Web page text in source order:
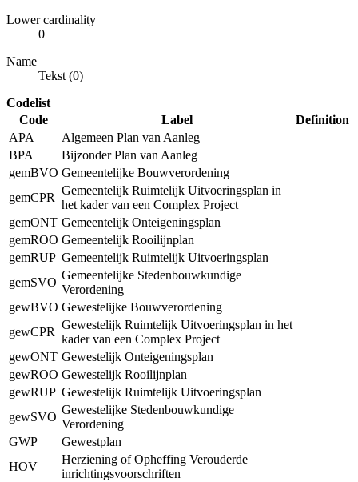
Lower cardinality
0
Name
Tekst (0)
Codelist
Code
Label
Definition
APA
Algemeen Plan van Aanleg
BPA
Bijzonder Plan van Aanleg
gemBVO Gemeentelijke Bouwverordening
gemCPR
Gemeentelijk Ruimtelijk Uitvoeringsplan in
het kader van een Complex Project
gemONT Gemeentelijk Onteigeningsplan
gemROO Gemeentelijk Rooilijnplan
gemRUP Gemeentelijk Ruimtelijk Uitvoeringsplan
gemSVO
Gemeentelijke Stedenbouwkundige
Verordening
gewBVO Gewestelijke Bouwverordening
gewCPR
Gewestelijk Ruimtelijk Uitvoeringsplan in het
kader van een Complex Project
gewONT Gewestelijk Onteigeningsplan
gewROO Gewestelijk Rooilijnplan
gewRUP Gewestelijk Ruimtelijk Uitvoeringsplan
gewSVO
Gewestelijke Stedenbouwkundige
Verordening
GWP
Gewestplan
HOV
Herziening of Opheffing Verouderde
inrichtingsvoorschriften